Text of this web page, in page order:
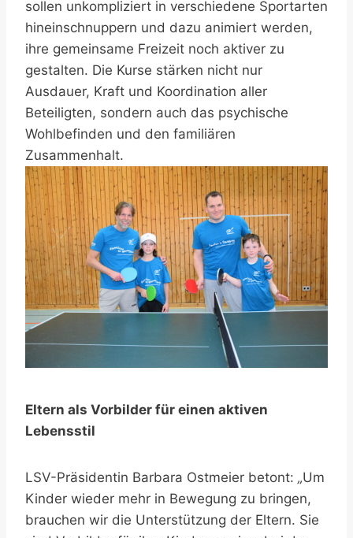
sollen unkompliziert in verschiedene Sportarten
hineinschnuppern und dazu animiert werden,
ihre gemeinsame Freizeit noch aktiver zu
gestalten. Die Kurse stärken nicht nur
Ausdauer, Kraft und Koordination aller
Beteiligten, sondern auch das psychische
Wohlbefinden und den familiären
Zusammenhalt.
Eltern als Vorbilder für einen aktiven
Lebensstil
LSV-Präsidentin Barbara Ostmeier betont: „Um
Kinder wieder mehr in Bewegung zu bringen,
brauchen wir die Unterstützung der Eltern. Sie